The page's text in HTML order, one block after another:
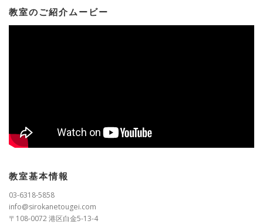
教室のご紹介ムービー
教室基本情報
03-6318-5858
info@sirokanetougei.com
〒108-0072 港区白金5-13-4